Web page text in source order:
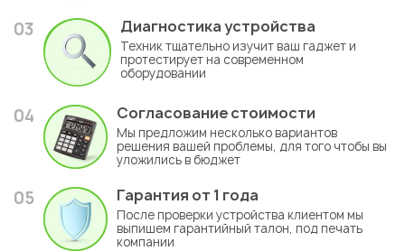
03 Диагностика устройства
Техник тщательно изучит ваш гаджет и
протестирует на современном
оборудовании
04 Согласование стоимости
Мы предложим несколько вариантов
решения вашей проблемы, для того чтобы вы
уложились в бюджет
05 Гарантия от 1 года
После проверки устройства клиентом мы
выпишем гарантийный талон, под печать
компании